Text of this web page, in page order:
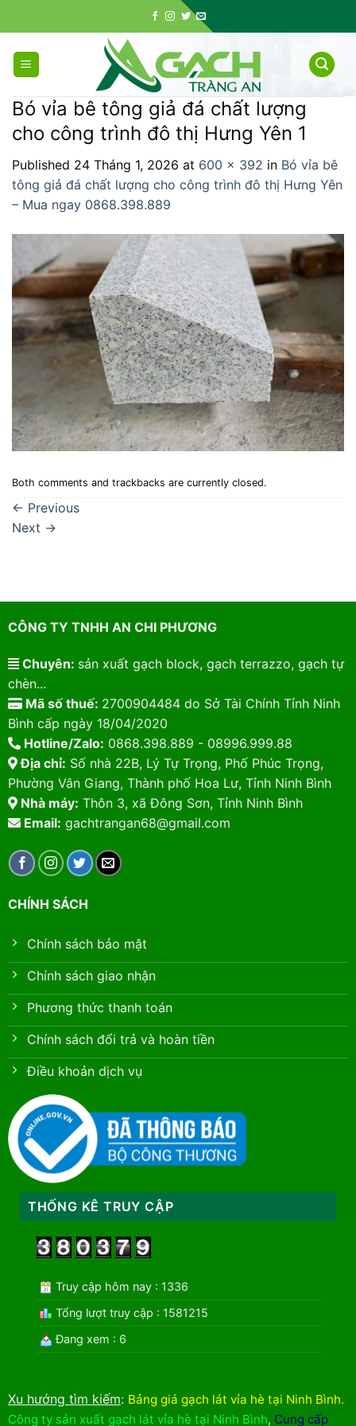
to
content
Bó vỉa bê tông giả đá chất lượng
cho công trình đô thị Hưng Yên 1
Published 24 Tháng 1, 2026 at 600 × 392 in Bó vỉa bê
tông giả đá chất lượng cho công trình đô thị Hưng Yên
– Mua ngay 0868.398.889
Both comments and trackbacks are currently closed.
← Previous
Next →
CÔNG TY TNHH AN CHI PHƯƠNG
Chuyên: sản xuất gạch block, gạch terrazzo, gạch tự
chèn...
Mã số thuế: 2700904484 do Sở Tài Chính Tỉnh Ninh
Bình cấp ngày 18/04/2020
Hotline/Zalo: 0868.398.889 - 08996.999.88
Địa chỉ: Số nhà 22B, Lý Tự Trọng, Phố Phúc Trọng,
Phường Vân Giang, Thành phố Hoa Lư, Tỉnh Ninh Bình
Nhà máy: Thôn 3, xã Đông Sơn, Tỉnh Ninh Bình
Email: gachtrangan68@gmail.com
CHÍNH SÁCH
Chính sách bảo mật
Chính sách giao nhận
Phương thức thanh toán
Chính sách đổi trả và hoàn tiền
Điều khoản dịch vụ
THỐNG KÊ TRUY CẬP
Truy cập hôm nay : 1336
Tổng lượt truy cập : 1581215
Đang xem : 6
Xu hướng tìm kiếm: Bảng giá gạch lát vỉa hè tại Ninh Bình.
Công ty sản xuất gạch lát vỉa hè tại Ninh Bình, Cung cấp